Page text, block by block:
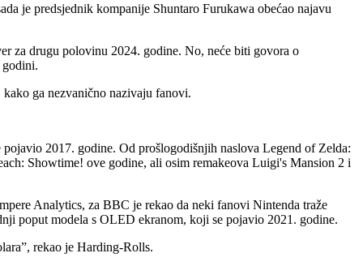
je predsjednik kompanije Shuntaro Furukawa obećao najavu
za drugu polovinu 2024. godine. No, neće biti govora o
godini.
ga nezvanično nazivaju fanovi.
2017. godine. Od prošlogodišnjih naslova Legend of Zelda:
Showtime! ove godine, ali osim remakeova Luigi's Mansion 2 i
Analytics, za BBC je rekao da neki fanovi Nintenda traže
poput modela s OLED ekranom, koji se pojavio 2021. godine.
rekao je Harding-Rolls.